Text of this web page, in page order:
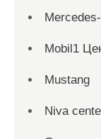
Mobil1
Mustang
Niva